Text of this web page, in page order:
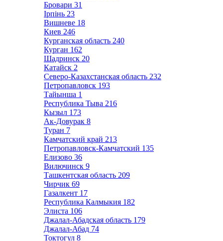
Бровари 31
Ірпінь 23
Вишневе 18
Киев 246
Курганская область 240
Курган 162
Шадринск 20
Катайск 2
Северо-Казахстанская область 232
Петропавловск 193
Тайынша 1
Республика Тыва 216
Кызыл 173
Ак-Довурак 8
Туран 7
Камчатский край 213
Петропавловск-Камчатский 135
Елизово 36
Вилючинск 9
Ташкентская область 209
Чирчик 69
Газалкент 17
Республика Калмыкия 182
Элиста 106
Джалал-Абадская область 179
Джалал-Абад 74
Токтогул 8